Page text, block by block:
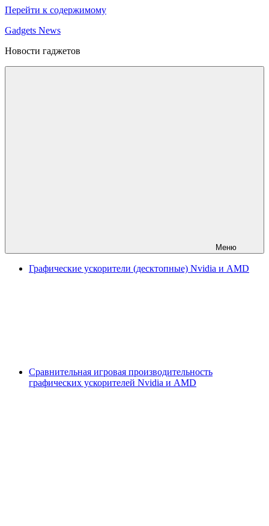
Перейти к содержимому
Gadgets News
Новости гаджетов
Меню
Графические ускорители (десктопные) Nvidia и AMD
Сравнительная игровая производительность
графических ускорителей Nvidia и AMD